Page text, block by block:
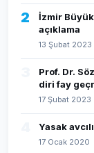
2
İzmir
açıklama
13 Şubat 2023
Prof. Dr.
diri fay
17 Şubat 2023
Yasak
17 Ocak 2020